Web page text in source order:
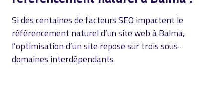
Si des centaines de facteurs SEO impactent le
référencement naturel d’un site web à Balma,
l’optimisation d’un site repose sur trois sous-
domaines interdépendants.